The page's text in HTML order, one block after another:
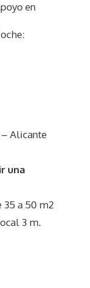
en
:
Alicante
una
a 50 m2
3 m.